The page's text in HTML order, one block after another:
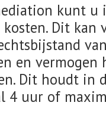
kunt u
Dit kan
en
Dit houdt in
4 uur of